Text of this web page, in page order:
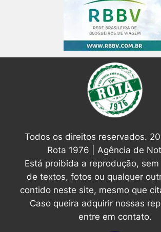
Todos os direitos reservados.
Rota 1976 | Agência de
Está proibida a reprodução,
de textos, fotos ou qualquer
contido neste site, mesmo que
Caso queira adquirir nossas
entre em contato.